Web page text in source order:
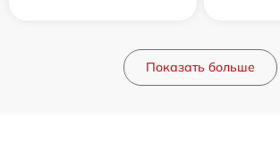
Показать больше